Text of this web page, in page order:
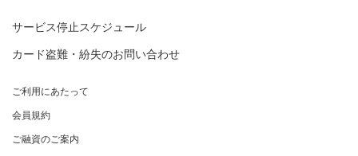
三菱UFJニコス ローンカード 各種規約
三菱ＵＦＪカード会員の方
NICOSカード会員の方
プラチナ会員さま専用の特別なサービス Platinum
Special Service
大規模企業のお客さまだけにご利用いただけるサービス
各種照会・お手続き
法人のお客さま サイトマップ
法人向けポータルサイト
お取り扱いいただけるカード情報とお支払い情報
加盟店規約/その他ご注意事項
個人情報のお取り扱いに関するお願い
[EC加盟店さまへ] 情報漏えい対策のお願い
[EC加盟店さまへ] 不正ログイン対策のお願い
サービス・ソリューション
よくあるご質問
事業者・加盟店のお客さま
三菱UFJニコスについて
経営ビジョン・行動規範
企業姿勢・ポリシー
コンプライアンス
コーポレートガバナンスについて
情報セキュリティの取り組み
サステナビリティへの取り組み
サステナビリティへの取り組み
SDGsの達成に向けて
ニュースリリース
サービス停止スケジュール
カード盗難・紛失のお問い合わせ
ご利用にあたって
会員規約
ご融資のご案内